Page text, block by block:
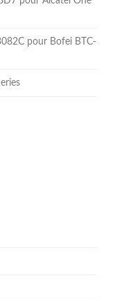
pour Bofei BTC-